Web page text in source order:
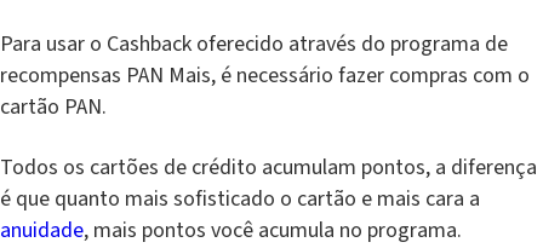
Para usar o Cashback oferecido através do programa de
recompensas PAN Mais, é necessário fazer compras com o
cartão PAN.
Todos os cartões de crédito acumulam pontos, a diferença
é que quanto mais sofisticado o cartão e mais cara a
anuidade, mais pontos você acumula no programa.